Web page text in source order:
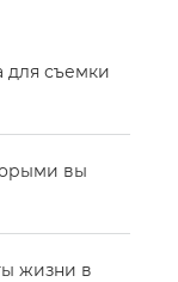
для съемки
вы
жизни в